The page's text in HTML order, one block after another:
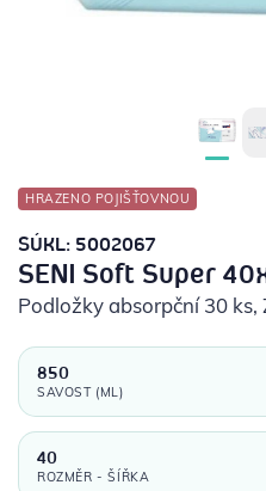
POTŘEBY PRO DIABETIKY
OCHRANNÉ POMŮCKY
HRAZENO POJIŠŤOVNOU
SÚKL: 5002067
SENI Soft Super
Podložky absorpční 30 ks,
850
SAVOST (ML)
40
ROZMĚR - ŠÍŘKA